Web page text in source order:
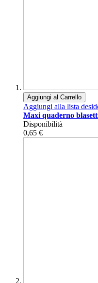
Aggiungi al Carrello
Aggiungi alla lista
Maxi quaderno
Disponibilità
0,65 €